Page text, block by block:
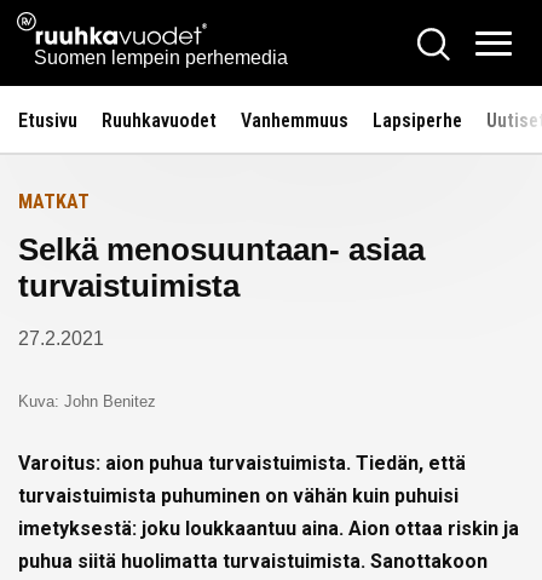
Siirry
sisältöön
Ruuhkavuodet.fi
Suomen lempein perhemedia
Hae
Etusivu Ruuhkavuodet Vanhemmuus Lapsiperhe
Etusivulle
MATKAT
Selkä menosuuntaan- asiaa
turvaistuimista
27.2.2021
Kuva: John Benitez
Varoitus: aion puhua turvaistuimista. Tiedän, että
turvaistuimista puhuminen on vähän kuin puhuisi
imetyksestä: joku loukkaantuu aina. Aion ottaa riskin ja
puhua siitä huolimatta turvaistuimista. Sanottakoon